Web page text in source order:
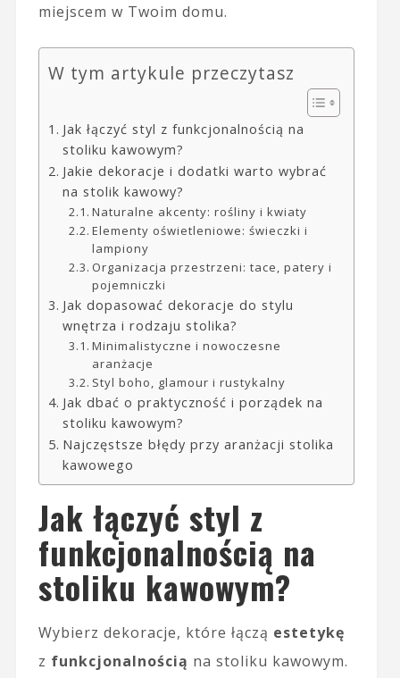
miejscem w Twoim domu.
W tym artykule przeczytasz
Jak łączyć styl z funkcjonalnością na
stoliku kawowym?
Jakie dekoracje i dodatki warto wybrać
na stolik kawowy?
Naturalne akcenty: rośliny i kwiaty
Elementy oświetleniowe: świeczki i
lampiony
Organizacja przestrzeni: tace, patery i
pojemniczki
Jak dopasować dekoracje do stylu
wnętrza i rodzaju stolika?
Minimalistyczne i nowoczesne
aranżacje
Styl boho, glamour i rustykalny
Jak dbać o praktyczność i porządek na
stoliku kawowym?
Najczęstsze błędy przy aranżacji stolika
kawowego
Jak łączyć styl z
funkcjonalnością na
stoliku kawowym?
Wybierz dekoracje, które łączą estetykę
z funkcjonalnością na stoliku kawowym.